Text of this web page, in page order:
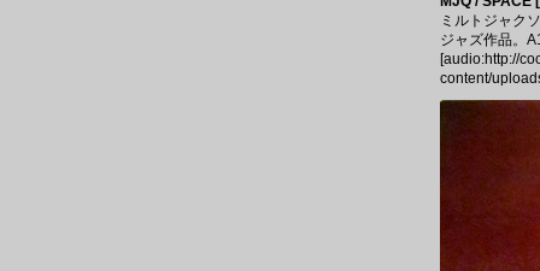
ミルトジャク
ジャズ作品。
[audio:http://
content/